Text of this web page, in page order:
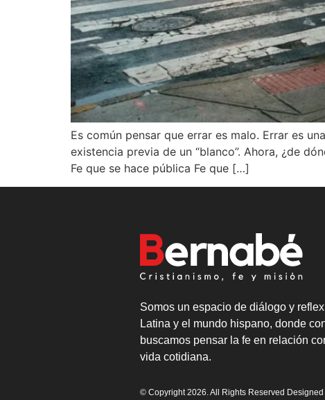
Es común pensar que errar es malo. Errar es
existencia previa de un “blanco”. Ahora, ¿de
Fe que se hace pública Fe que […]
Somos un espacio de diálogo y
Latina y el mundo hispano, donde
buscamos pensar la fe en relación
vida cotidiana.
© Copyright 2026. All Rights Reserved Designed